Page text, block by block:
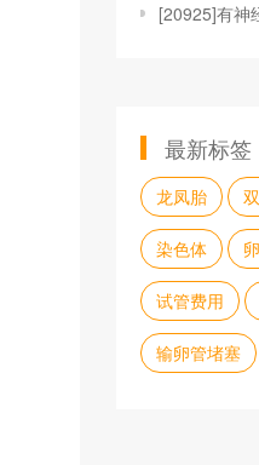
[20925]有神经管畸
最新标签
龙凤胎
染色体
试管费用
输卵管堵塞